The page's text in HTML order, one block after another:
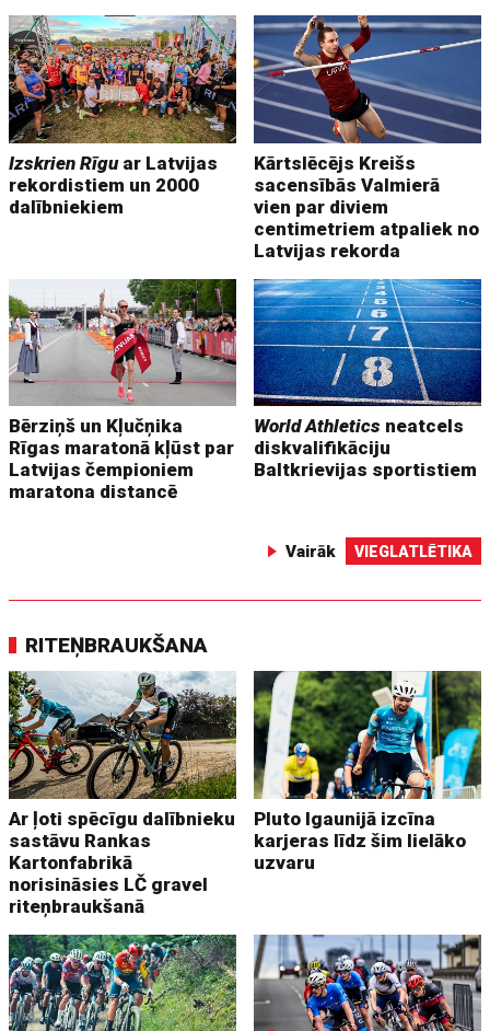
Izskrien Rīguar Latvijas
rekordistiem un 2000
dalībniekiem
Kārtslēcējs Kreišs
sacensībās Valmierā
vien par diviem
centimetriem atpaliek no
Latvijas rekorda
Bērziņš un Kļučņika
Rīgas maratonā kļūst par
Latvijas čempioniem
maratona distancē
World Athletics neatcels
diskvalifikāciju
Baltkrievijas sportistiem
Vairāk VIEGLATLĒTIKA
RITEŅBRAUKŠANA
Ar ļoti spēcīgu dalībnieku
sastāvu Rankas
Kartonfabrikā
norisināsies LČ gravel
riteņbraukšanā
Pluto Igaunijā izcīna
karjeras līdz šim lielāko
uzvaru